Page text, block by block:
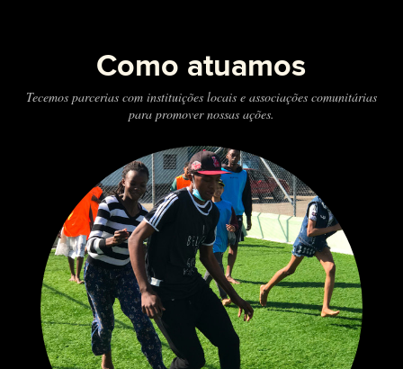
Como atuamos
Tecemos parcerias com instituições locais e associações comunitárias
para promover nossas ações.